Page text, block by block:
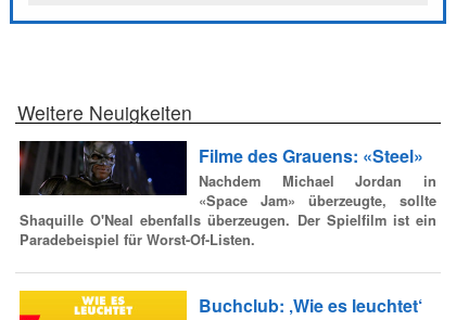
Weitere Neuigkeiten
Filme des Grauens: «Steel»
Nachdem Michael Jordan in
«Space Jam» überzeugte, sollte
Shaquille O'Neal ebenfalls überzeugen. Der Spielfilm ist ein
Paradebeispiel für Worst-Of-Listen.
Buchclub: ‚Wie es leuchtet‘